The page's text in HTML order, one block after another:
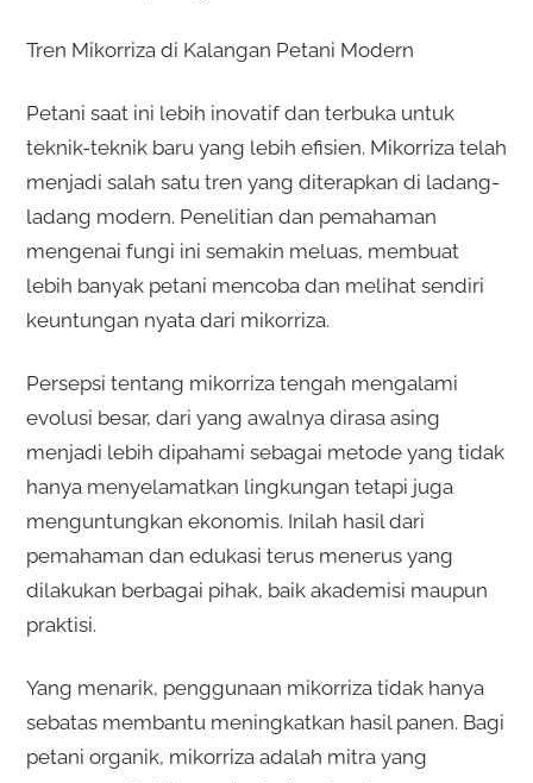
Tren Mikorriza di Kalangan Petani Modern
Petani saat ini lebih inovatif dan terbuka untuk
teknik-teknik baru yang lebih efisien. Mikorriza telah
menjadi salah satu tren yang diterapkan di ladang-
ladang modern. Penelitian dan pemahaman
mengenai fungi ini semakin meluas, membuat
lebih banyak petani mencoba dan melihat sendiri
keuntungan nyata dari mikorriza.
Persepsi tentang mikorriza tengah mengalami
evolusi besar, dari yang awalnya dirasa asing
menjadi lebih dipahami sebagai metode yang tidak
hanya menyelamatkan lingkungan tetapi juga
menguntungkan ekonomis. Inilah hasil dari
pemahaman dan edukasi terus menerus yang
dilakukan berbagai pihak, baik akademisi maupun
praktisi.
Yang menarik, penggunaan mikorriza tidak hanya
sebatas membantu meningkatkan hasil panen. Bagi
petani organik, mikorriza adalah mitra yang